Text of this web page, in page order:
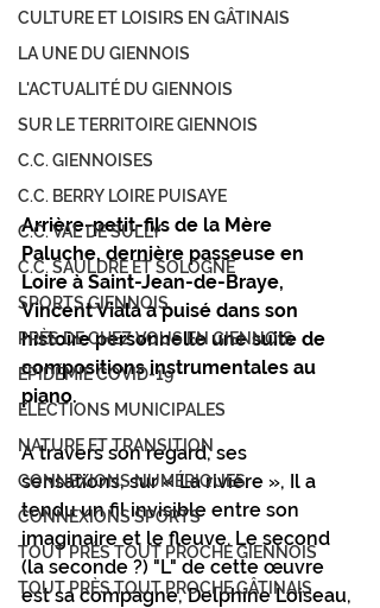
CULTURE ET LOISIRS EN GÂTINAIS
LA UNE DU GIENNOIS
L'ACTUALITÉ DU GIENNOIS
SUR LE TERRITOIRE GIENNOIS
C.C. GIENNOISES
C.C. BERRY LOIRE PUISAYE
C.C. VAL DE SULLY
C.C. SAULDRE ET SOLOGNE
SPORTS GIENNOIS
PRÈS DE CHEZ VOUS EN GIENNOIS
ÉPIDÉMIE COVID-19
ÉLECTIONS MUNICIPALES
NATURE ET TRANSITION
CONNEXIONS NUMÉRIQUES
CONNEXIONS SPORTS
TOUT PRÈS TOUT PROCHE GIENNOIS
TOUT PRÈS TOUT PROCHE GÂTINAIS
Arrière-petit-fils de la Mère
Paluche, dernière passeuse en
Loire à Saint-Jean-de-Braye,
Vincent Viala a puisé dans son
histoire personnelle une suite de
compositions instrumentales au
piano.
A travers son regard, ses
sensations, sur « La rivière », Il a
tendu un fil invisible entre son
imaginaire et le fleuve. Le second
(la seconde ?) "L" de cette œuvre
est sa compagne, Delphine Loiseau,